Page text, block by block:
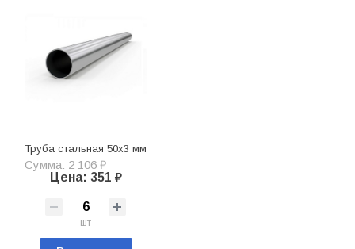
Труба стальная 50х3 мм
Сумма: 2 106 ₽
Цена: 351 ₽
шт